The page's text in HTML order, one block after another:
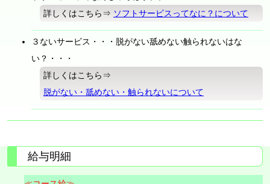
詳しくはこちら⇒ ソフトサービスってなに？について
３ないサービス・・・脱がない舐めない触られないはな
い？・・・
詳しくはこちら⇒
脱がない・舐めない・触られないについて
給与明細